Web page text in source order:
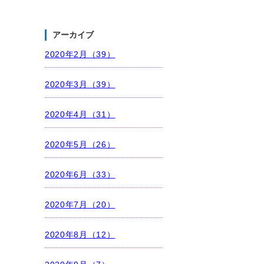
アーカイブ
2020年2月（39）
2020年3月（39）
2020年4月（31）
2020年5月（26）
2020年6月（33）
2020年7月（20）
2020年8月（12）